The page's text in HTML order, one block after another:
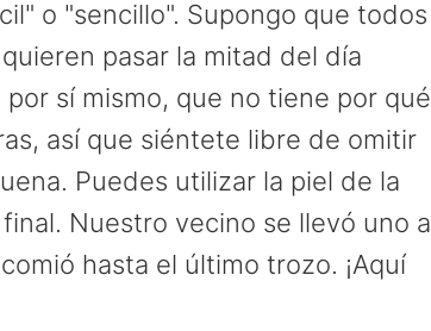
o "sencillo". Supongo que todos
pasar la mitad del día
sí mismo, que no tiene por qué
así que siéntete libre de omitir
Puedes utilizar la piel de la
Nuestro vecino se llevó uno a
hasta el último trozo. ¡Aquí